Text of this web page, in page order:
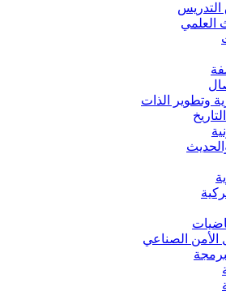
العلمي
وتطوير الذات
الصناعي